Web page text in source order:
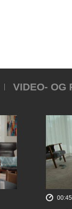
VIDEO- OG
00:45